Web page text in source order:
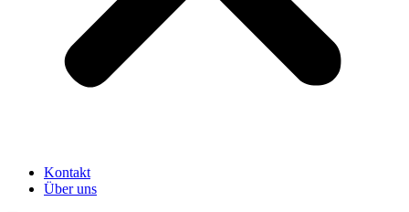
Kontakt
Über uns